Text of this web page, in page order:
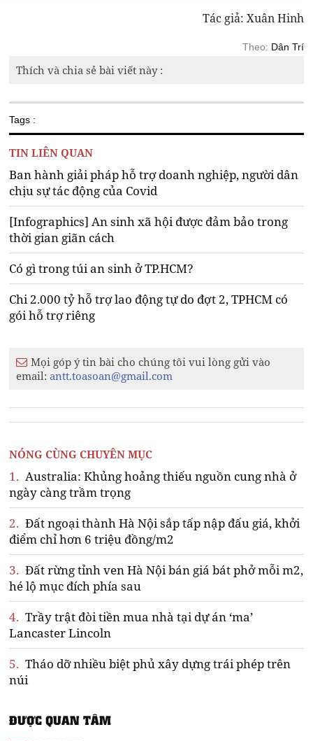
Tác giả: Xuân Hinh
Theo: Dân Trí
Thích và chia sẻ bài viết này :
Tags :
TIN LIÊN QUAN
Ban hành giải pháp hỗ trợ doanh nghiệp, người dân
chịu sự tác động của Covid
[Infographics] An sinh xã hội được đảm bảo trong
thời gian giãn cách
Có gì trong túi an sinh ở TP.HCM?
Chi 2.000 tỷ hỗ trợ lao động tự do đợt 2, TPHCM có
gói hỗ trợ riêng
Mọi góp ý tin bài cho chúng tôi vui lòng gửi vào
email:antt.toasoan@gmail.com
NÓNG CÙNG CHUYÊN MỤC
1. Australia: Khủng hoảng thiếu nguồn cung nhà ở
ngày càng trầm trọng
2. Đất ngoại thành Hà Nội sắp tấp nập đấu giá, khởi
điểm chỉ hơn 6 triệu đồng/m2
3. Đất rừng tỉnh ven Hà Nội bán giá bát phở mỗi m2,
hé lộ mục đích phía sau
4. Trầy trật đòi tiền mua nhà tại dự án ‘ma’
Lancaster Lincoln
5. Tháo dỡ nhiều biệt phủ xây dựng trái phép trên
núi
ĐƯỢC QUAN TÂM